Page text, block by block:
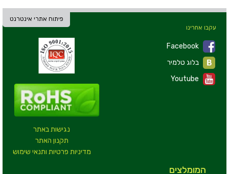
פיתוח אתרי אינטרנט
נגישות באתר
תקנון האתר
מדיניות פרטיות ותנאי שימוש
עקבו אחרינו
Facebook
Youtube
המומלצים